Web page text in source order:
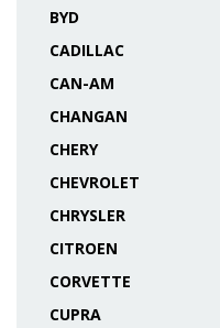
BYD
CADILLAC
CAN-AM
CHANGAN
CHERY
CHEVROLET
CHRYSLER
CITROEN
CORVETTE
CUPRA